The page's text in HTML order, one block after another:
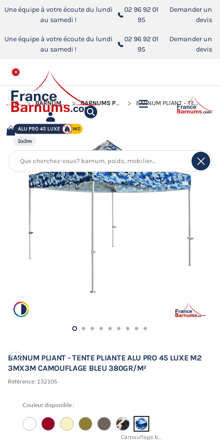
Une équipe à votre écoute du lundi
au samedi !
02 96 92 01
95
Demander un
devis
Une équipe à votre écoute du lundi
au samedi !
02 96 92 01
95
Demander un
devis
0
ACCUEIL BARNUMS PLIANTS ALUMINIUM PRO 45 LUXE M2 BARNUMS PLIANTS ALUMINIUM PRO 45 LUXE M2 DE 3M X 3M BARNUM PLIANT - TENTE PLIANTE ALU PRO 45 LUXE M2 3MX3M CAMOUFLAGE BLEU 380GR/M²
BARNUM PLIANT - TENTE PLIANTE ALU PRO 45 LUXE M2
3MX3M CAMOUFLAGE BLEU 380GR/M²
Référence: 13210S
Couleur disponible :
Camouflage bleu